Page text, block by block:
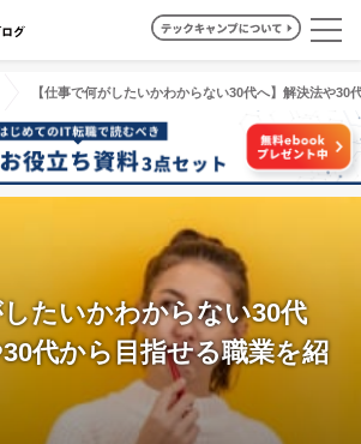
【仕事で何がしたいかわからない30代へ】解決法や30
したいかわからない30代
代から目指せる職業を紹